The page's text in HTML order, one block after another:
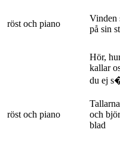
röst och piano
Vinden
på sin
Hör,
kallar
du ej
röst och piano
och
blad